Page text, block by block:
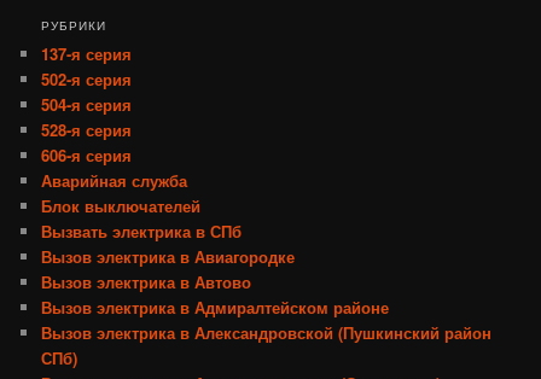
РУБРИКИ
137-я серия
502-я серия
504-я серия
528-я серия
606-я серия
Аварийная служба
Блок выключателей
Вызвать электрика в СПб
Вызов электрика в Авиагородке
Вызов электрика в Автово
Вызов электрика в Адмиралтейском районе
Вызов электрика в Александровской (Пушкинский район
СПб)